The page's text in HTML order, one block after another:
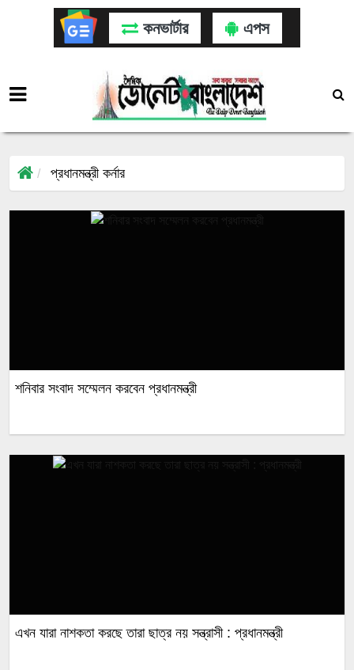
কনভার্টার এপস
প্রধানমন্ত্রী কর্নার
শনিবার সংবাদ সম্মেলন করবেন প্রধানমন্ত্রী
এখন যারা নাশকতা করছে তারা ছাত্র নয় সন্ত্রাসী : প্রধানমন্ত্রী